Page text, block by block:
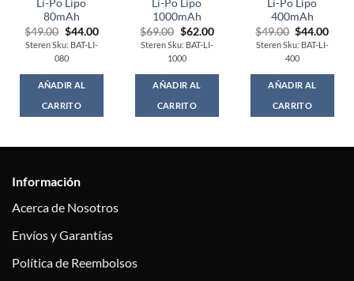
Li-Po Lipo
80mAh
$49.00 Original
price
was:
$49.00.
$44.00Current
Steren Sku: BAT-LI-
080
AÑADIR AL
CARRITO
Li-Po Lipo
1000mAh
$69.00 Original
price
was:
$69.00.
$62.00Current
Steren Sku: BAT-LI-
1000
AÑADIR AL
CARRITO
Li-Po Lipo
400mAh
$49.00 Original
price
was:
$49.00.
$44.00
Steren Sku: BAT-LI-
400
AÑADIR AL
CARRITO
Información
Acerca de Nosotros
Envíos y Garantías
Política de Reembolsos